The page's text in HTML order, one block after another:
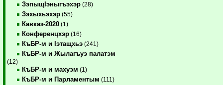
ЗэпыщIэныгъэхэр (28)
Зэхыхьэхэр (55)
Кавказ-2020 (1)
Конференцхэр (16)
КъБР-м и Iэтащхьэ (241)
КъБР-м и Жылагъуэ палатэм
(12)
КъБР-м и махуэм (1)
КъБР-м и Парламентым (111)